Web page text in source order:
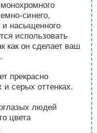
синего,
и насыщенного
использовать
как он сделает ваш
прекрасно
и серых оттенках.
людей
цвета